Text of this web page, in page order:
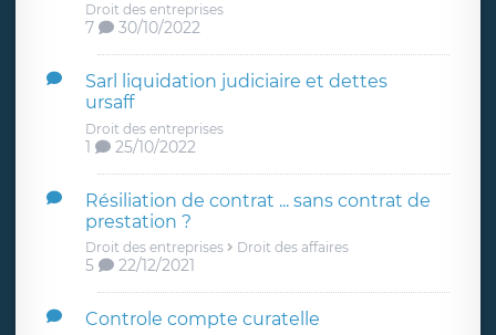
Droit des entreprises
7 30/10/2022
Sarl liquidation judiciaire et dettes
ursaff
Droit des entreprises
1 25/10/2022
Résiliation de contrat ... sans contrat de
prestation ?
Droit des entreprises Droit des affaires
5 22/12/2021
Controle compte curatelle